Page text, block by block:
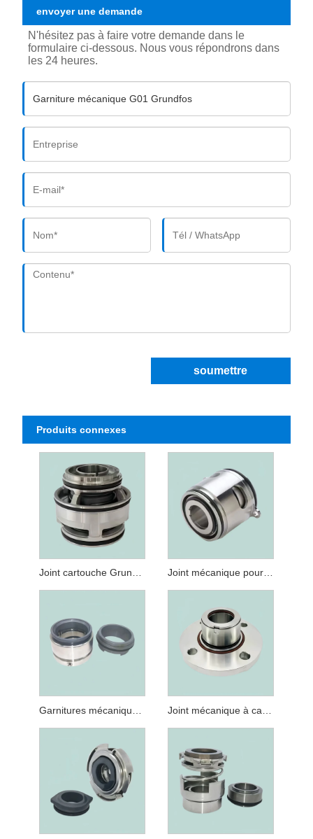
envoyer une demande
N'hésitez pas à faire votre demande dans le
formulaire ci-dessous. Nous vous répondrons dans
les 24 heures.
soumettre
Produits connexes
Joint mécanique pour joints de pompe submersible Grundfos Type 22 32MM GLF SE/SL/SV